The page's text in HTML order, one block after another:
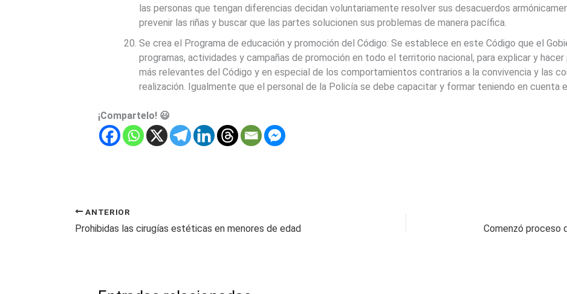
las personas que tengan diferencias decidan voluntariamente resolver sus desacuerdos
prevenir las riñas y buscar que las partes solucionen sus problemas de manera pacífica.
Se crea el Programa de educación y promoción del Código: Se establece en este Código que el
programas, actividades y campañas de promoción en todo el territorio nacional, para explicar y
más relevantes del Código y en especial de los comportamientos contrarios a la convivencia y las
realización. Igualmente que el personal de la Policía se debe capacitar y formar teniendo en cuenta
¡Compartelo! 😃
ANTERIOR
Prohibidas las cirugías estéticas en menores de edad